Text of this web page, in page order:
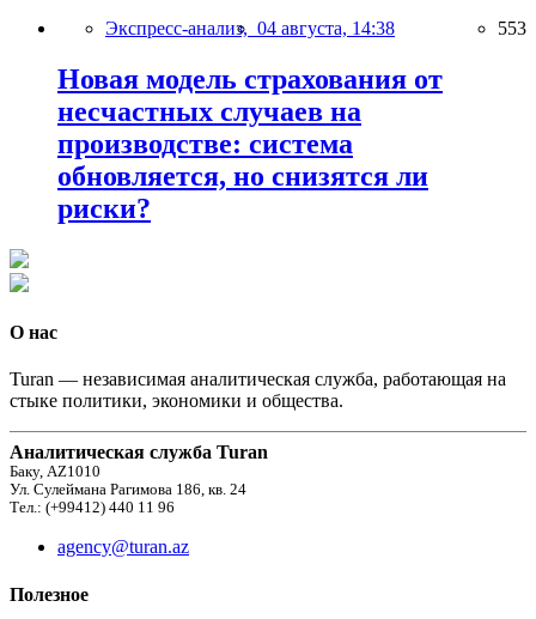
Экспресс-анализ, 04 августа, 14:38 553
Новая модель страхования от
несчастных случаев на
производстве: система
обновляется, но снизятся ли
риски?
О нас
Turan — независимая аналитическая служба, работающая на
стыке политики, экономики и общества.
Аналитическая служба Turan
Баку, AZ1010
Ул. Сулеймана Рагимова 186, кв. 24
Тел.: (+99412) 440 11 96
agency@turan.az
Полезное